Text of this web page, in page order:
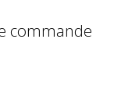
commande